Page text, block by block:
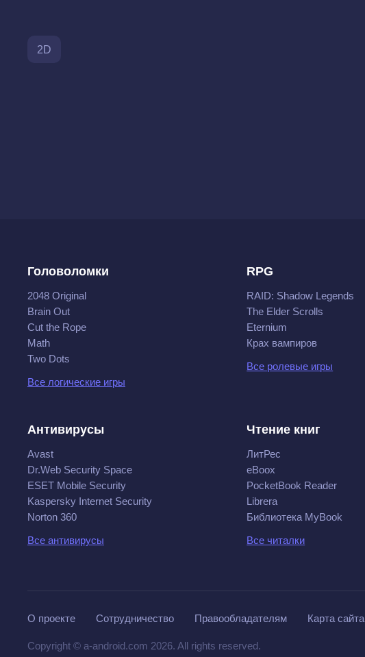
2D
Головоломки
2048 Original
Brain Out
Cut the Rope
Math
Two Dots
Все логические игры
RPG
RAID: Shadow Legends
The Elder Scrolls
Eternium
Крах вампиров
Все ролевые игры
Антивирусы
Avast
Dr.Web Security Space
ESET Mobile Security
Kaspersky Internet Security
Norton 360
Все антивирусы
Чтение книг
ЛитРес
eBoox
PocketBook Reader
Librera
Библиотека MyBook
Все читалки
О проекте Сотрудничество Правообладателям Карта сайта
Copyright © a-android.com 2026. All rights reserved.